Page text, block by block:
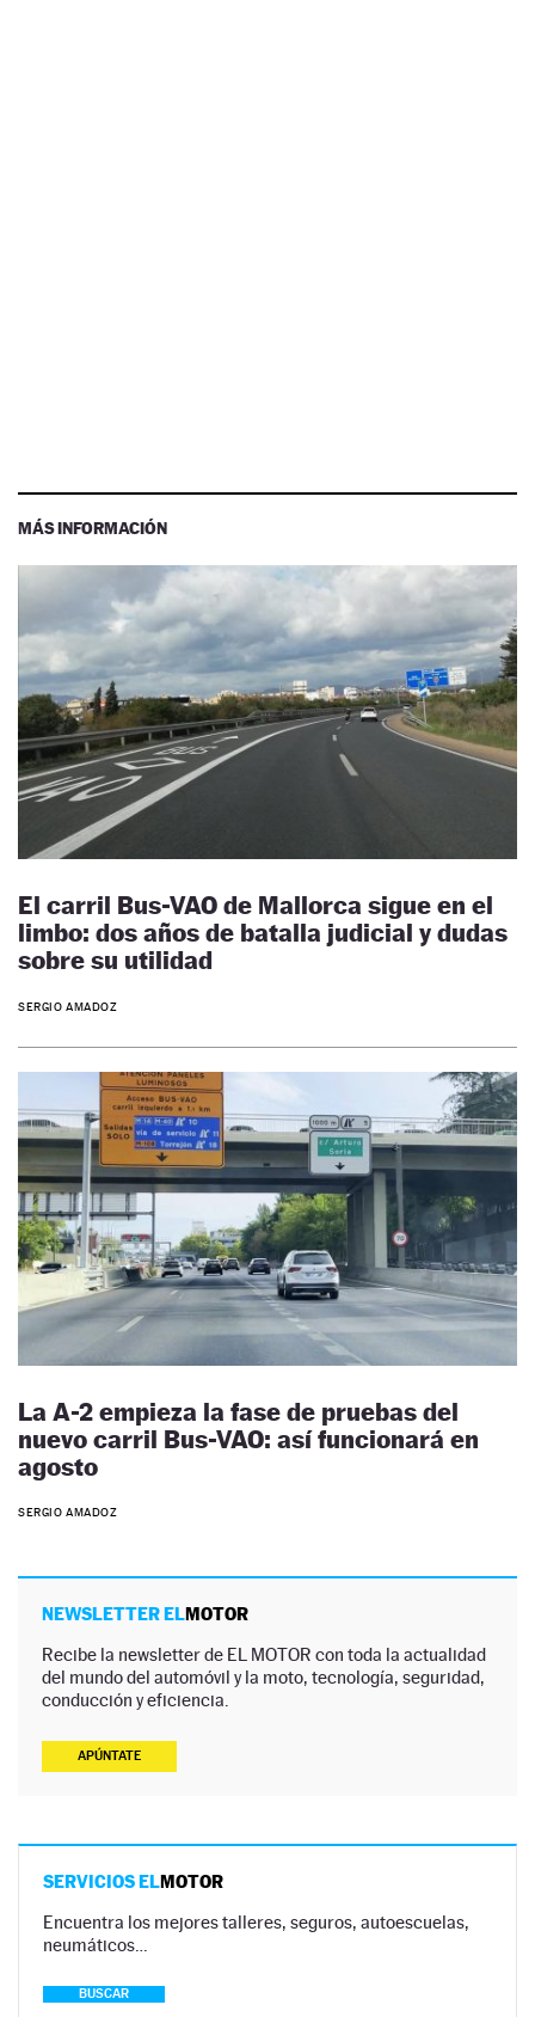
MÁS INFORMACIÓN
El carril Bus-VAO de Mallorca sigue en el
limbo: dos años de batalla judicial y dudas
sobre su utilidad
SERGIO AMADOZ
La A-2 empieza la fase de pruebas del
nuevo carril Bus-VAO: así funcionará en
agosto
SERGIO AMADOZ
NEWSLETTER ELMOTOR
Recibe la newsletter de EL MOTOR con toda la actualidad
del mundo del automóvil y la moto, tecnología, seguridad,
conducción y eficiencia.
APÚNTATE
SERVICIOS ELMOTOR
Encuentra los mejores talleres, seguros, autoescuelas,
neumáticos…
BUSCAR